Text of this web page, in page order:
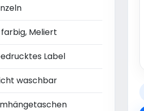
Meliert
Label
waschbar